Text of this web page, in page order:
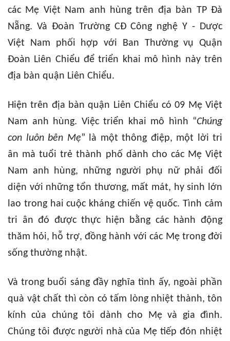
các Mẹ Việt Nam anh hùng trên địa bàn TP Đà
Nẵng. Và Đoàn Trường CĐ Công nghệ Y - Dược
Việt Nam phối hợp với Ban Thường vụ Quận
Đoàn Liên Chiểu để triển khai mô hình này trên
địa bàn quận Liên Chiểu.
Hiện trên địa bàn quận Liên Chiểu có 09 Mẹ Việt
Nam anh hùng. Việc triển khai mô hình “Chúng
con luôn bên Mẹ” là một thông điệp, một lời tri
ân mà tuổi trẻ thành phố dành cho các Mẹ Việt
Nam anh hùng, những người phụ nữ phải đối
diện với những tổn thương, mất mát, hy sinh lớn
lao trong hai cuộc kháng chiến vệ quốc. Tình cảm
tri ân đó được thực hiện bằng các hành động
thăm hỏi, hỗ trợ, đồng hành với các Mẹ trong đời
sống thường nhật.
Và trong buổi sáng đầy nghĩa tình ấy, ngoài phần
quà vật chất thì còn có tấm lòng nhiệt thành, tôn
kính của chúng tôi dành cho Mẹ và gia đình.
Chúng tôi được người nhà của Mẹ tiếp đón nhiệt